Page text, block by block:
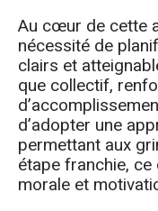
Au cœur de cette
nécessité de
clairs et
que collectif,
d’adopter une
permettant aux
étape franchie,
morale et